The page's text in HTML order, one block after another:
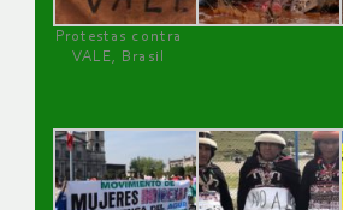
Protestas contra
VALE, Brasil